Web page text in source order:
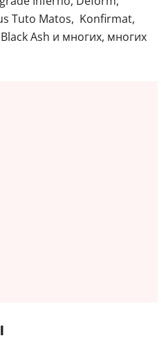
Tuto Matos, Konfirmat,
Ash и многих, многих